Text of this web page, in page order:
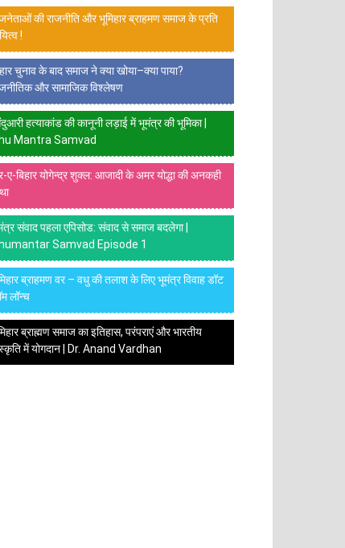
की राजनीति और भूमिहार ब्राहमण समाज के प्रति
!
चुनाव के बाद समाज ने क्या खोया–क्या पाया?
और सामाजिक विश्लेषण
हत्याकांड की कानूनी लड़ाई में भूमंत्र की भूमिका |
Mantra Samvad
ए-बिहार योगेन्द्र शुक्ल: आजादी के अमर योद्धा की अनकही
संवाद पहला एपिसोड: संवाद से समाज बदलेगा |
Samvad Episode 1
ब्राहमण वर – वधु की तलाश के लिए भूमंत्र विवाह डॉट
लॉन्च
ब्राह्मण समाज का इतिहास, परंपराएं और भारतीय
में योगदान | Dr. Anand Vardhan